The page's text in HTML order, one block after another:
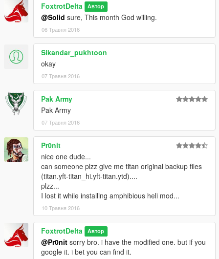
FoxtrotDelta Автор
@Solid sure, This month God willing.
06 Травня 2016
Sikandar_pukhtoon
okay
07 Травня 2016
Pak Army
Pak Army
07 Травня 2016
Pr0nit
nice one dude...
can someone plzz give me titan original backup files
(titan.yft-titan_hi.yft-titan.ytd)....
plzz...
I lost it while installing amphibious heli mod...
10 Травня 2016
FoxtrotDelta Автор
@Pr0nit sorry bro. i have the modified one. but if you
google it. i bet you can find it.